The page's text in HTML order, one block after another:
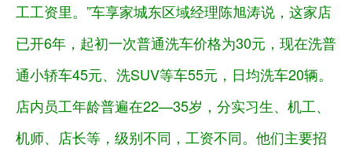
工工资里。”车享家城东区域经理陈旭涛说，这家店
已开6年，起初一次普通洗车价格为30元，现在洗普
通小轿车45元、洗SUV等车55元，日均洗车20辆。
店内员工年龄普遍在22—35岁，分实习生、机工、
机师、店长等，级别不同，工资不同。他们主要招